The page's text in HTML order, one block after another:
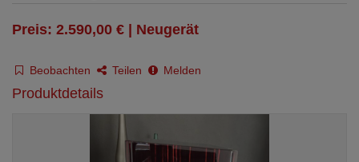
Preis: 2.590,00 € | Neugerät
Beobachten Teilen Melden
Produktdetails